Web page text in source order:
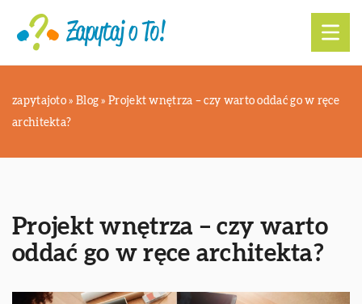
zapytajoto » Blog »Projekt wnętrza – czy warto oddać go w ręce
architekta?
Projekt wnętrza – czy warto
oddać go w ręce architekta?